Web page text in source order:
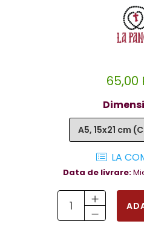
65,00
LA
Data de livrare: